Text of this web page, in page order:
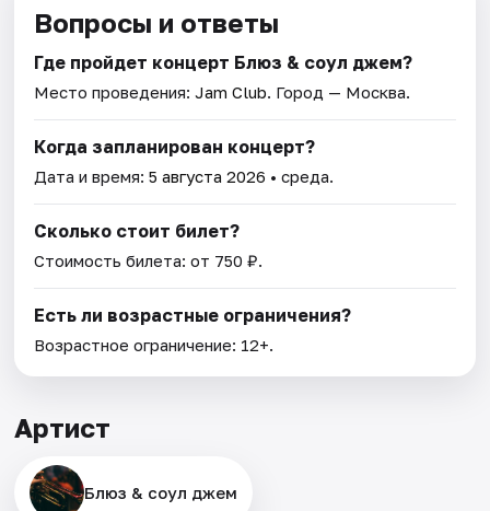
Вопросы и ответы
Где пройдет концерт Блюз & соул джем?
Место проведения:Jam Club. Город — Москва.
Когда запланирован концерт?
Дата и время:5 августа 2026 • среда.
Сколько стоит билет?
Стоимость билета: от 750 ₽.
Есть ли возрастные ограничения?
Возрастное ограничение: 12+.
Артист
Блюз & соул джем